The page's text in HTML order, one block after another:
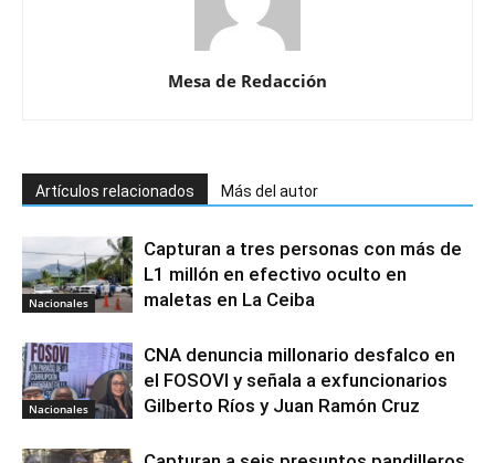
Mesa de Redacción
Artículos relacionados Más del autor
Nacionales
Capturan a tres personas con más de
L1 millón en efectivo oculto en
maletas en La Ceiba
Nacionales
CNA denuncia millonario desfalco en
el FOSOVI y señala a exfuncionarios
Gilberto Ríos y Juan Ramón Cruz